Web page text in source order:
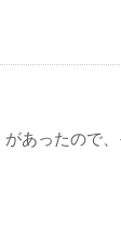
あったので